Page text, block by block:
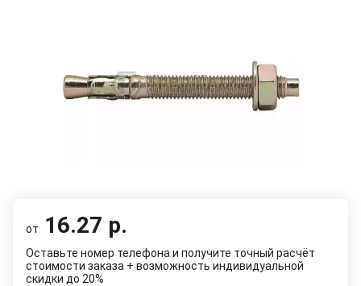
от 16.27 р.
Оставьте номер телефона и получите точный расчёт
стоимости заказа + возможность индивидуальной
скидки до 20%